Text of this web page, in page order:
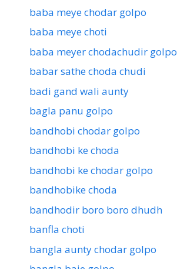
baba meye chodar golpo
baba meye choti
baba meyer chodachudir golpo
babar sathe choda chudi
badi gand wali aunty
bagla panu golpo
bandhobi chodar golpo
bandhobi ke choda
bandhobi ke chodar golpo
bandhobike choda
bandhodir boro boro dhudh
banfla choti
bangla aunty chodar golpo